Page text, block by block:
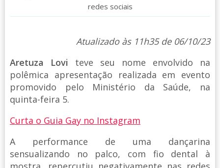
redes sociais
Atualizado às 11h35 de 06/10/23
Aretuza Lovi teve seu nome envolvido na
polêmica apresentação realizada em evento
promovido pelo Ministério da Saúde, na
quinta-feira 5.
Curta o Guia Gay no Instagram
A performance de uma dançarina
sensualizando no palco, com fio dental à